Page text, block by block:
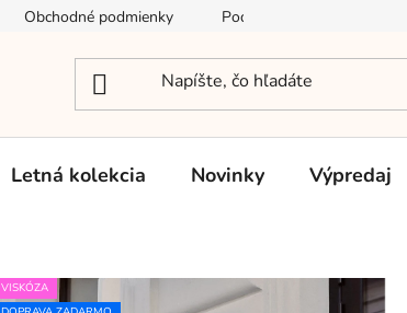
Obchodné podmienky Podmienky ochrany
Letná kolekcia Novinky Výpredaj
VISKÓZA